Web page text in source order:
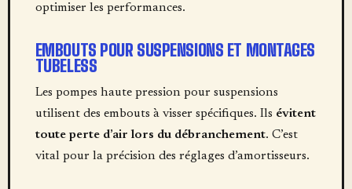
optimiser les performances.
EMBOUTS POUR SUSPENSIONS ET MONTAGES
TUBELESS
Les pompes haute pression pour suspensions
utilisent des embouts à visser spécifiques. Ils évitent
toute perte d’air lors du débranchement. C’est
vital pour la précision des réglages d’amortisseurs.